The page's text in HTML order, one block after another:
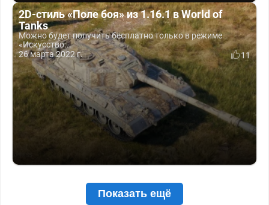
2D-стиль «Поле боя» из 1.16.1 в World of
Tanks
Можно будет получить бесплатно только в режиме
«Искусство...
26 марта 2022 г.
11
Показать ещё